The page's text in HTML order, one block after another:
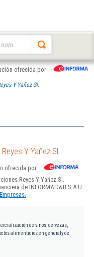
ofrecida por
Y Yañez Sl.
Y Yañez Sl.
ofrecida por
Reyes Y Yañez Sl.
de INFORMA D&B S.A.U.
de vinos, cervezas,
alimenticios en generaly de